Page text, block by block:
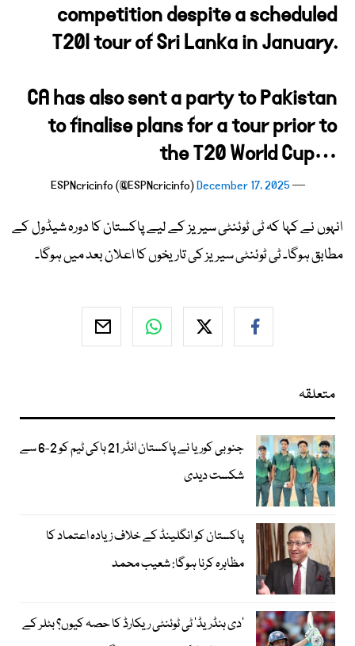
competition despite a scheduled
T20I tour of Sri Lanka in January.
CA has also sent a party to Pakistan
to finalise plans for a tour prior to
the T20 World Cup…
— ESPNcricinfo (@ESPNcricinfo)
December 17, 2025
انہوں نے کہا کہ ٹی ٹوئنٹی سیریز کے لیے پاکستان کا دورہ شیڈول کے
مطابق ہوگا۔ ٹی ٹوئنٹی سیریز کی تاریخوں کا اعلان بعد میں ہوگا۔
متعلقہ
جنوبی کوریا نے پاکستان انڈر 21 ہاکی ٹیم کو 2-6 سے
شکست دیدی
پاکستان کو انگلینڈ کے خلاف زیادہ اعتماد کا
مظاہرہ کرنا ہوگا: شعیب محمد
’دی ہنڈریڈ‘ ٹی ٹوئنٹی ریکارڈ کا حصہ کیوں؟ بٹلر کے